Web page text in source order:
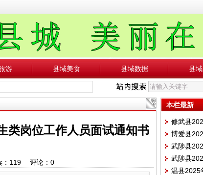
游 县域美食 县域数据 县
类岗位工作人员面试通知书
119评论： 0
本栏最新
修武县
博爱县
武陟县
标
武陟县
温县2025